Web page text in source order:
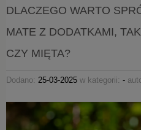
DLACZEGO WARTO
MATE Z DODATKAMI,
CZY MIĘTA?
Dodano: 25-03-2025 w kategorii: -